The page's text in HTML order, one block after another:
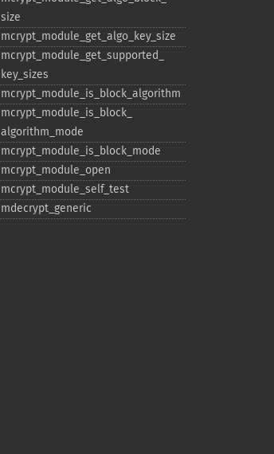
size
mcrypt_​module_​get_​algo_​key_​size
mcrypt_​module_​get_​supported_​
key_​sizes
mcrypt_​module_​is_​block_​algorithm
mcrypt_​module_​is_​block_​
algorithm_​mode
mcrypt_​module_​is_​block_​mode
mcrypt_​module_​open
mcrypt_​module_​self_​test
mdecrypt_​generic